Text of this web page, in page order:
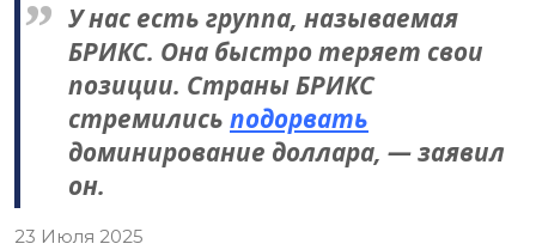
У нас есть группа, называемая
БРИКС. Она быстро теряет свои
позиции. Страны БРИКС
стремились подорвать
доминирование доллара, — заявил
он.
23 Июля 2025